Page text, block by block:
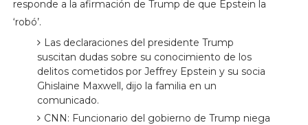
responde a la afirmación de Trump de que Epstein la
‘robó’.
Las declaraciones del presidente Trump
suscitan dudas sobre su conocimiento de los
delitos cometidos por Jeffrey Epstein y su socia
Ghislaine Maxwell, dijo la familia en un
comunicado.
CNN: Funcionario del gobierno de Trump niega